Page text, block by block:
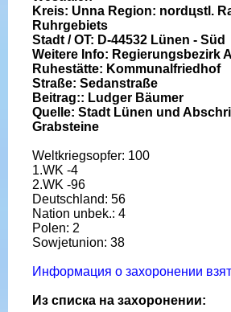
Kreis: Unna Region: nordцstl.
Ruhrgebiets
Stadt / OT: D-44532 Lünen - Süd
Weitere Info: Regierungsbezirk
Ruhestätte: Kommunalfriedhof
Straße: Sedanstraße
Beitrag:: Ludger Bäumer
Quelle: Stadt Lünen und
Grabsteine
Weltkriegsopfer: 100
1.WK -4
2.WK -96
Deutschland: 56
Nation unbek.: 4
Polen: 2
Sowjetunion: 38
Информация о захоронении
Из списка на захоронении: